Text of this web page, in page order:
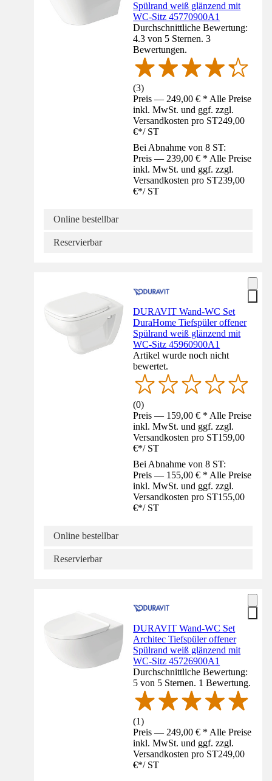
Spülrand weiß glänzend mit
WC-Sitz 45770900A1
Durchschnittliche Bewertung:
4.3 von 5 Sternen. 3
Bewertungen.
(3)
Preis — 249,00 € * Alle Preise
inkl. MwSt. und ggf. zzgl.
Versandkosten pro ST249,00
€*/ ST
Bei Abnahme von 8 ST:
Preis — 239,00 € * Alle Preise
inkl. MwSt. und ggf. zzgl.
Versandkosten pro ST239,00
€*/ ST
Online bestellbar
Reservierbar
DURAVIT Wand-WC Set
DuraHome Tiefspüler offener
Spülrand weiß glänzend mit
WC-Sitz 45960900A1
Artikel wurde noch nicht
bewertet.
(0)
Preis — 159,00 € * Alle Preise
inkl. MwSt. und ggf. zzgl.
Versandkosten pro ST159,00
€*/ ST
Bei Abnahme von 8 ST:
Preis — 155,00 € * Alle Preise
inkl. MwSt. und ggf. zzgl.
Versandkosten pro ST155,00
€*/ ST
Online bestellbar
Reservierbar
DURAVIT Wand-WC Set
Architec Tiefspüler offener
Spülrand weiß glänzend mit
WC-Sitz 45726900A1
Durchschnittliche Bewertung:
5 von 5 Sternen. 1 Bewertung.
(1)
Preis — 249,00 € * Alle Preise
inkl. MwSt. und ggf. zzgl.
Versandkosten pro ST249,00
€*/ ST